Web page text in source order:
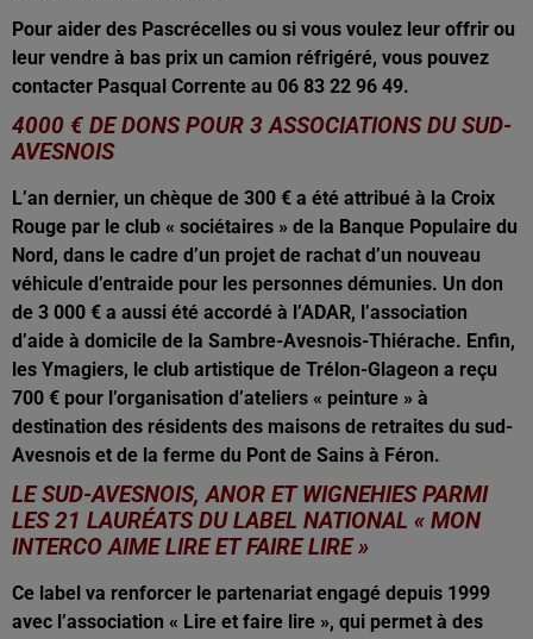
Pour aider des Pascrécelles ou si vous voulez leur offrir ou
leur vendre à bas prix un camion réfrigéré, vous pouvez
contacter Pasqual Corrente au 06 83 22 96 49.
4000 € DE DONS POUR 3 ASSOCIATIONS DU SUD-
AVESNOIS
L’an dernier, un chèque de 300 € a été attribué à la Croix
Rouge par le club « sociétaires » de la Banque Populaire du
Nord, dans le cadre d’un projet de rachat d’un nouveau
véhicule d’entraide pour les personnes démunies. Un don
de 3 000 € a aussi été accordé à l’ADAR, l’association
d’aide à domicile de la Sambre-Avesnois-Thiérache. Enfin,
les Ymagiers, le club artistique de Trélon-Glageon a reçu
700 € pour l’organisation d’ateliers « peinture » à
destination des résidents des maisons de retraites du sud-
Avesnois et de la ferme du Pont de Sains à Féron.
LE SUD-AVESNOIS, ANOR ET WIGNEHIES PARMI
LES 21 LAURÉATS DU LABEL NATIONAL « MON
INTERCO AIME LIRE ET FAIRE LIRE »
Ce label va renforcer le partenariat engagé depuis 1999
avec l’association « Lire et faire lire », qui permet à des